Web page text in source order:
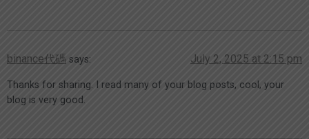
binance代碼 says: July 2, 2025 at 2:15 pm
Thanks for sharing. I read many of your blog posts, cool, your
blog is very good.